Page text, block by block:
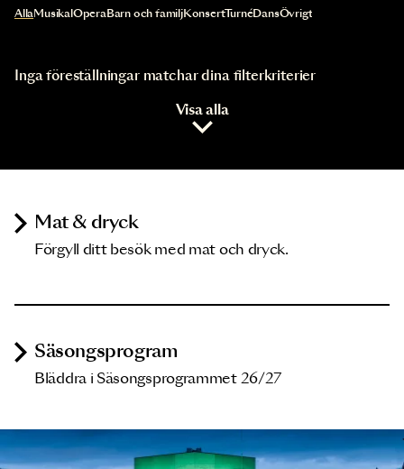
Val av kategori uppdaterar innehållet automatiskt
AllaMusikal OperaBarn och familjKonsertTurnéDansÖvrigt
Inga föreställningar matchar dina filterkriterier
Visa alla
Mat & dryck
Förgyll ditt besök med mat och dryck.
Säsongsprogram
Bläddra i Säsongsprogrammet 26/27